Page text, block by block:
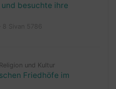
besuchte ihre
Religion und Kultur
Friedhöfe im